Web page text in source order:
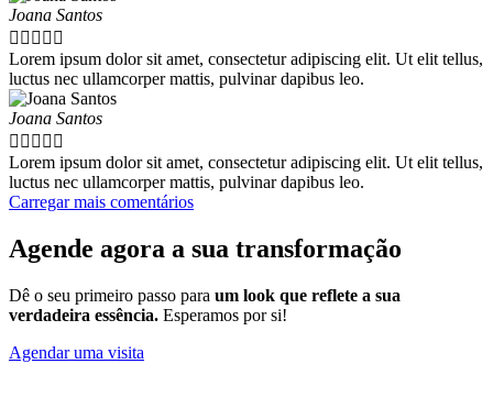
Joana Santos
    
Lorem ipsum dolor sit amet, consectetur adipiscing elit. Ut elit tellus,
luctus nec ullamcorper mattis, pulvinar dapibus leo.
Joana Santos
    
Lorem ipsum dolor sit amet, consectetur adipiscing elit. Ut elit tellus,
luctus nec ullamcorper mattis, pulvinar dapibus leo.
Carregar mais comentários
Agende agora a sua transformação
Dê o seu primeiro passo para um look que reflete a sua
verdadeira essência. Esperamos por si!
Agendar uma visita